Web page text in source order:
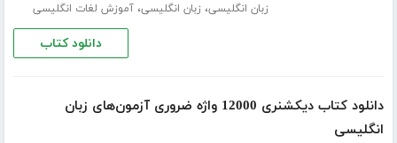
زبان انگلیسی، زبان انگلیسی،آموزش لغات انگلیسی
دانلود کتاب
دانلود کتاب دیکشنری 12000 واژه ضروری آزمون‌های زبان
انگلیسی